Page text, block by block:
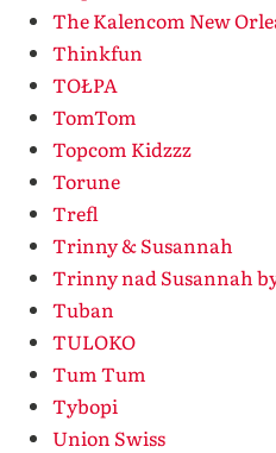
The Kalencom New
Thinkfun
TOŁPA
TomTom
Topcom Kidzzz
Torune
Trefl
Trinny & Susannah
Trinny nad Susannah
Tuban
TULOKO
Tum Tum
Tybopi
Union Swiss